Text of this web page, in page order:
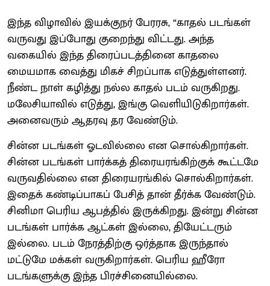
இந்த விழாவில் இயக்குநர் பேரரசு, “காதல் படங்கள்
வருவது இப்போது குறைந்து விட்டது. அந்த
வகையில் இந்த திரைப்படத்தினை காதலை
மையமாக வைத்து மிகச் சிறப்பாக எடுத்துள்ளனர்.
நீண்ட நாள் கழித்து நல்ல காதல் படம் வருகிறது.
மலேசியாவில் எடுத்து, இங்கு வெளியிடுகிறார்கள்.
அனைவரும் ஆதரவு தர வேண்டும்.
சின்ன படங்கள் ஓடவில்லை என சொல்கிறார்கள்.
சின்ன படங்கள் பார்க்கத் திரையரங்கிற்குக் கூட்டமே
வருவதில்லை என திரையரங்கில் சொல்கிறார்கள்.
இதைக் கண்டிப்பாகப் பேசித் தான் தீர்க்க வேண்டும்.
சினிமா பெரிய ஆபத்தில் இருக்கிறது. இன்று சின்ன
படங்கள் பார்க்க ஆட்கள் இல்லை, தியேட்டரும்
இல்லை. படம் நேரத்திற்கு ஒர்த்தாக இருந்தால்
மட்டுமே மக்கள் வருகிறார்கள். பெரிய ஹீரோ
படங்களுக்கு இந்த பிரச்சினையில்லை.